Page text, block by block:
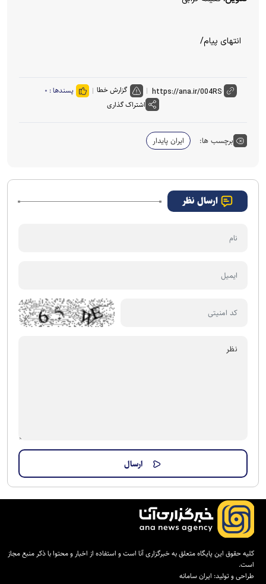
انتهای پیام/
گزارش خطا پسندها : ۰
اشتراک گذاری
برچسب ها: ایران پایدار
ارسال نظر
کلیه حقوق این پایگاه متعلق به خبرگزاری آنا است و استفاده از اخبار و محتوا با ذکر منبع مجاز
است.
طراحی و تولید: ایران سامانه